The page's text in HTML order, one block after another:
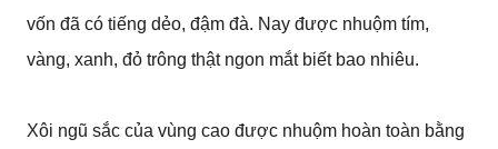
vốn đã có tiếng dẻo, đậm đà. Nay được nhuộm tím,
vàng, xanh, đỏ trông thật ngon mắt biết bao nhiêu.
Xôi ngũ sắc của vùng cao được nhuộm hoàn toàn bằng